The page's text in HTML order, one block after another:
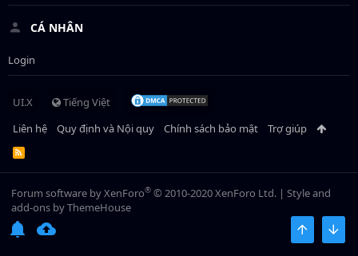
CÁ NHÂN
Login
UI.X
Tiếng Việt
Liên hệ
Quy định và Nội quy Chính sách bảo mật Trợ giúp
R
S
S
Forum software by XenForo® © 2010-2020 XenForo Ltd. | Style and
add-ons by ThemeHouse
BÊN TRÊN